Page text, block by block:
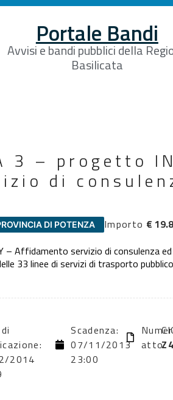
Portale Bandi
Avvisi e bandi pubblici della
Basilicata
3 – progetto
di
DI POTENZA Importo €
– Affidamento servizio di consulenza
33 linee di servizi di trasporto
2014
Scadenza:
07/11/2013
23:00
atto: